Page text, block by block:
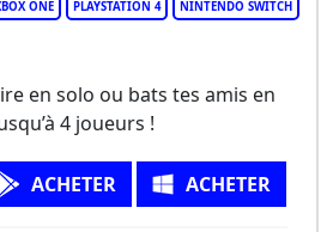
ONE PLAYSTATION 4 NINTENDO SWITCH
en solo ou bats tes amis en
4 joueurs !
ACHETER ACHETER